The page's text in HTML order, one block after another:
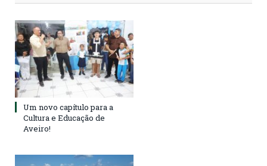
Um novo capítulo para a
Cultura e Educação de
Aveiro!